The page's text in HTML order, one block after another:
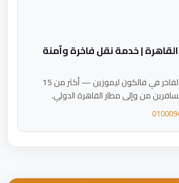
| خدمة نقل فاخرة وآمنة
فريق خبراء النقل الفاخر في فالكون ليموزين — أكثر من 15
من وإلى مطار القاهرة الدولي.